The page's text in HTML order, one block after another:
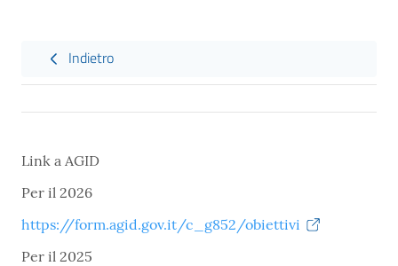
Indietro
Link a AGID
Per il 2026
https://form.agid.gov.it/c_g852/obiettivi
Per il 2025